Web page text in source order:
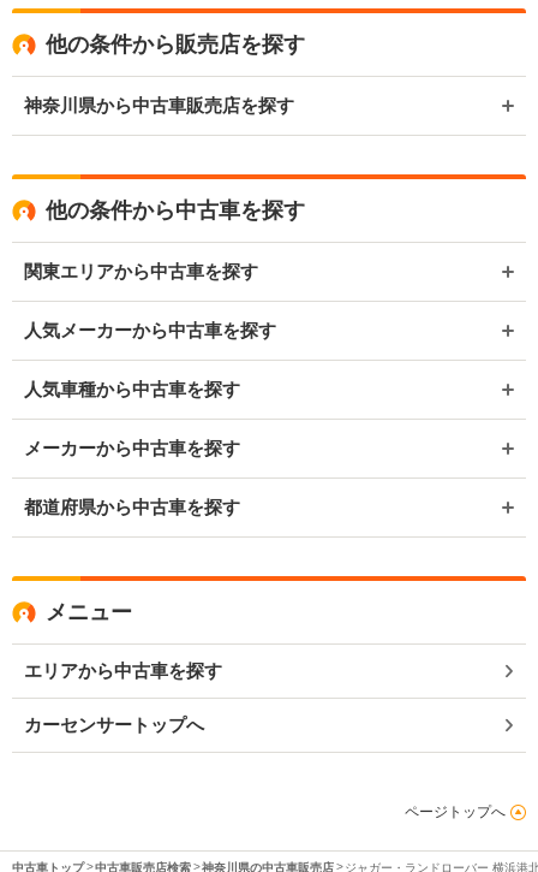
他の条件から販売店を探す
神奈川県から中古車販売店を探す
他の条件から中古車を探す
関東エリアから中古車を探す
人気メーカーから中古車を探す
人気車種から中古車を探す
メーカーから中古車を探す
都道府県から中古車を探す
メニュー
エリアから中古車を探す
カーセンサートップへ
ページトップへ
中古車トップ 中古車販売店検索 神奈川県の中古車販売店 ジャガー・ランドローバー 横浜港